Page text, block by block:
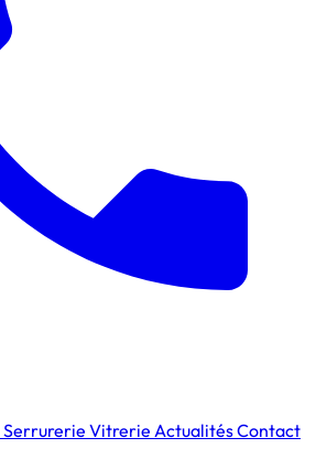
Serrurerie Vitrerie ActualitésContact